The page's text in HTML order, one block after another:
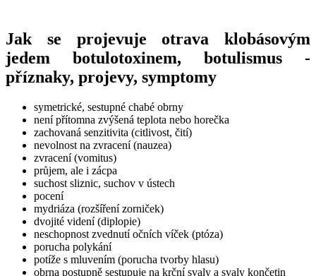
Jak se projevuje otrava klobásovým
jedem botulotoxinem, botulismus -
příznaky, projevy, symptomy
symetrické, sestupné chabé obrny
není přítomna zvýšená teplota nebo horečka
zachovaná senzitivita (citlivost, čití)
nevolnost na zvracení (nauzea)
zvracení (vomitus)
průjem, ale i zácpa
suchost sliznic, suchov v ústech
pocení
mydriáza (rozšíření zorniček)
dvojité videní (diplopie)
neschopnost zvednutí očních víček (ptóza)
porucha polykání
potíže s mluvením (porucha tvorby hlasu)
obrna postupně sestupuje na krční svaly a svaly končetin